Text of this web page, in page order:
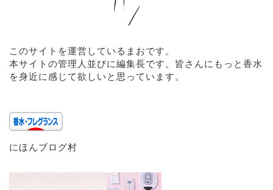
このサイトを運営しているまおです。
本サイトの管理人並びに編集長です。皆さんにもっと香水
を身近に感じて欲しいと思っています。
にほんブログ村